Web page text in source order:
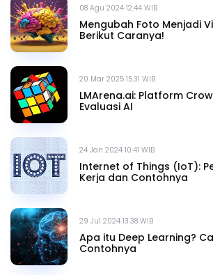
08 Agu 2024 12.44 WIB
Mengubah Foto Menjadi
Berikut Caranya!
20 Mar 2025 15.31 WIB
LMArena.ai: Platform
Evaluasi AI
24 Jan 2024 10.41 WIB
Internet of Things (IoT):
Kerja dan Contohnya
29 Jul 2024 13.38 WIB
Apa itu Deep Learning?
Contohnya